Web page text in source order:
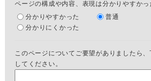
ページの構成や内容、表現は分かりやすかっ
分かりやすかった
普通
分かりにくかった
このページについてご要望がありましたら、
してください。